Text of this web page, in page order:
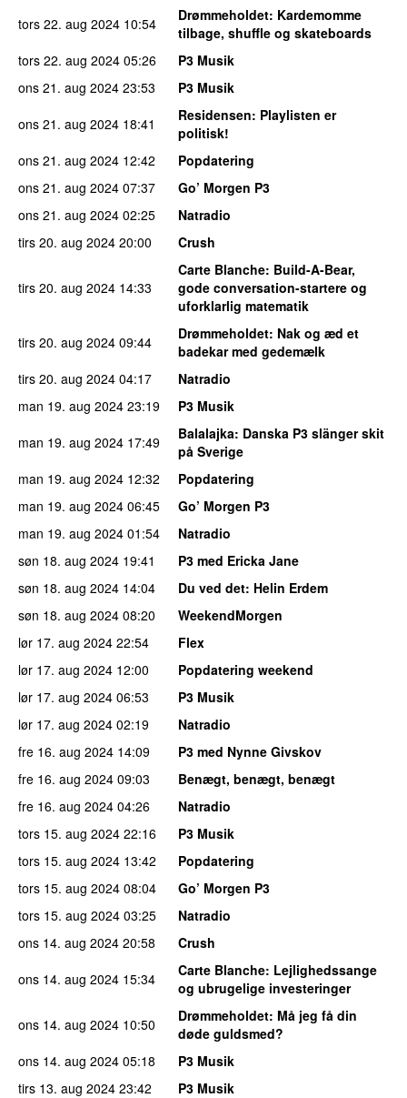
tors 22. aug 2024 10:54 Drømmeholdet: Kardemomme
tilbage, shuffle og skateboards
tors 22. aug 2024 05:26
P3 Musik
ons 21. aug 2024 23:53
P3 Musik
ons 21. aug 2024 18:41 Residensen: Playlisten er
politisk!
ons 21. aug 2024 12:42
Popdatering
ons 21. aug 2024 07:37
Go’ Morgen P3
ons 21. aug 2024 02:25
Natradio
tirs 20. aug 2024 20:00 Crush
tirs 20. aug 2024 14:33
Carte Blanche: Build-A-Bear,
gode conversation-startere og
uforklarlig matematik
tirs 20. aug 2024 09:44 Drømmeholdet: Nak og æd et
badekar med gedemælk
tirs 20. aug 2024 04:17
Natradio
man 19. aug 2024 23:19
P3 Musik
man 19. aug 2024 17:49 Balalajka: Danska P3 slänger skit
på Sverige
man 19. aug 2024 12:32
Popdatering
man 19. aug 2024 06:45
Go’ Morgen P3
man 19. aug 2024 01:54
Natradio
søn 18. aug 2024 19:41
P3 med Ericka Jane
søn 18. aug 2024 14:04 Du ved det: Helin Erdem
søn 18. aug 2024 08:20
WeekendMorgen
lør 17. aug 2024 22:54
Flex
lør 17. aug 2024 12:00
Popdatering weekend
lør 17. aug 2024 06:53
P3 Musik
lør 17. aug 2024 02:19
Natradio
fre 16. aug 2024 14:09
P3 med Nynne Givskov
fre 16. aug 2024 09:03
Benægt, benægt, benægt
fre 16. aug 2024 04:26
Natradio
tors 15. aug 2024 22:16
P3 Musik
tors 15. aug 2024 13:42
Popdatering
tors 15. aug 2024 08:04
Go’ Morgen P3
tors 15. aug 2024 03:25
Natradio
ons 14. aug 2024 20:58
Crush
ons 14. aug 2024 15:34 Carte Blanche: Lejlighedssange
og ubrugelige investeringer
ons 14. aug 2024 10:50 Drømmeholdet: Må jeg få din
døde guldsmed?
ons 14. aug 2024 05:18
P3 Musik
tirs 13. aug 2024 23:42
P3 Musik